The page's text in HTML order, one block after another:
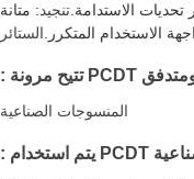
تحديات الاستدامة.تنجيد: متانة PCDT تجعلها مثالية
الاستخدام المتكرر. الستائر
المنسوجات الصناعية